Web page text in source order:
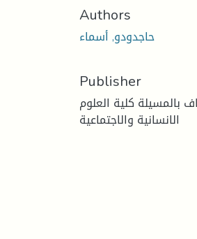
Authors
حاجدودو, أسماء
Publisher
بالمسيلة كلية العلوم
الانسانية والاجتماعية